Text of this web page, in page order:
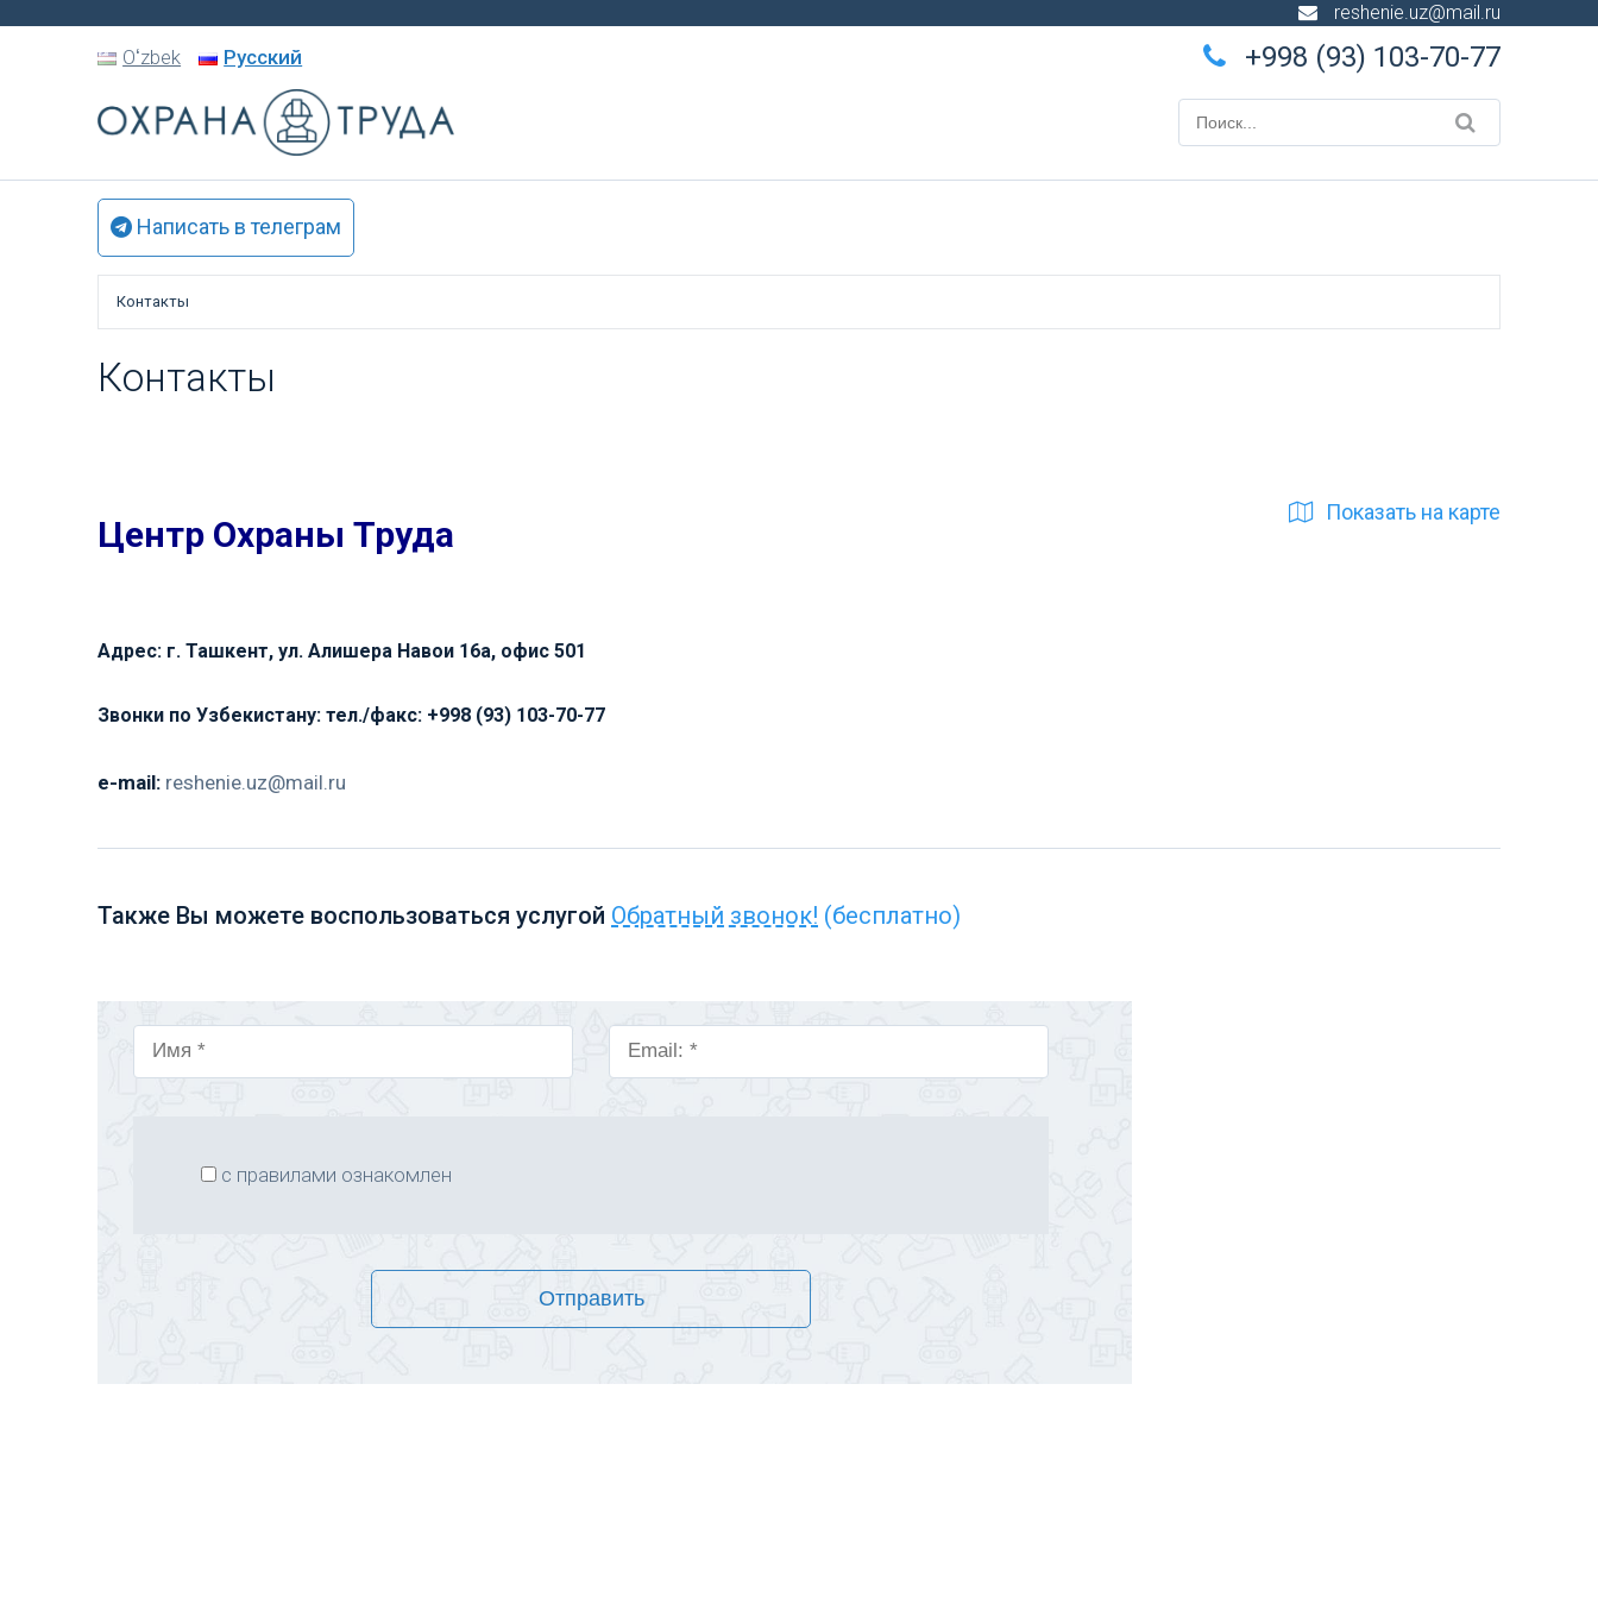
reshenie.uz@mail.ru
Oʻzbek Русский +998 (93) 103-70-77
Написать в телеграм
Контакты
Контакты
Показать на карте
Центр Охраны Труда
Адрес: г. Ташкент, ул. Алишера Навои 16а, офис 501
Звонки по Узбекистану: тел./факс: +998 (93) 103-70-77
e-mail: reshenie.uz@mail.ru
Также Вы можете воспользоваться услугой Обратный звонок! (бесплатно)
с правилами ознакомлен
Отправить